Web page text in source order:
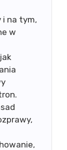
i na tym,
w